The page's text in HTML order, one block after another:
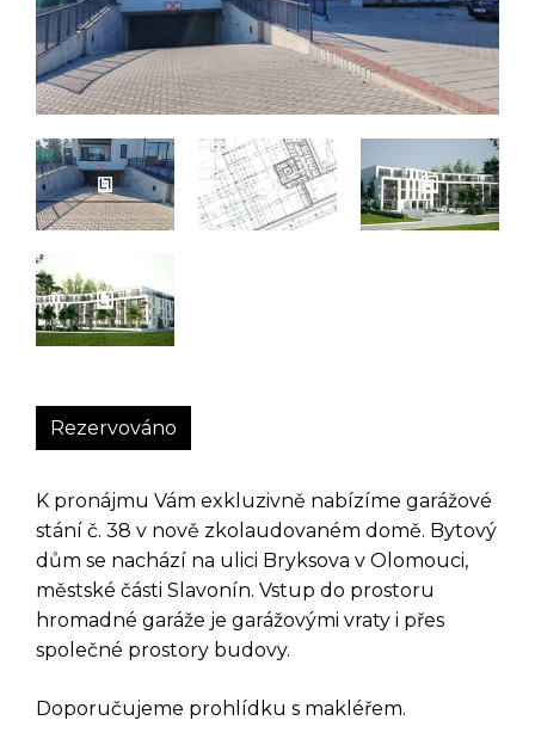
Rezervováno
K pronájmu Vám exkluzivně nabízíme garážové
stání č. 38 v nově zkolaudovaném domě. Bytový
dům se nachází na ulici Bryksova v Olomouci,
městské části Slavonín. Vstup do prostoru
hromadné garáže je garážovými vraty i přes
společné prostory budovy.
Doporučujeme prohlídku s makléřem.